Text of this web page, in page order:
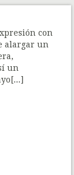
con
alargar un
un